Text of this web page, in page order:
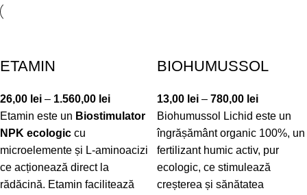
ETAMIN
26,00 lei – 1.560,00 lei
Etamin este un Biostimulator
NPK ecologic cu
microelemente și L-aminoacizi
ce acționează direct la
rădăcină. Etamin facilitează
BIOHUMUSSOL
13,00 lei – 780,00 lei
Biohumussol Lichid este un
îngrășământ organic 100%, un
fertilizant humic activ, pur
ecologic, ce stimulează
creșterea și sănătatea